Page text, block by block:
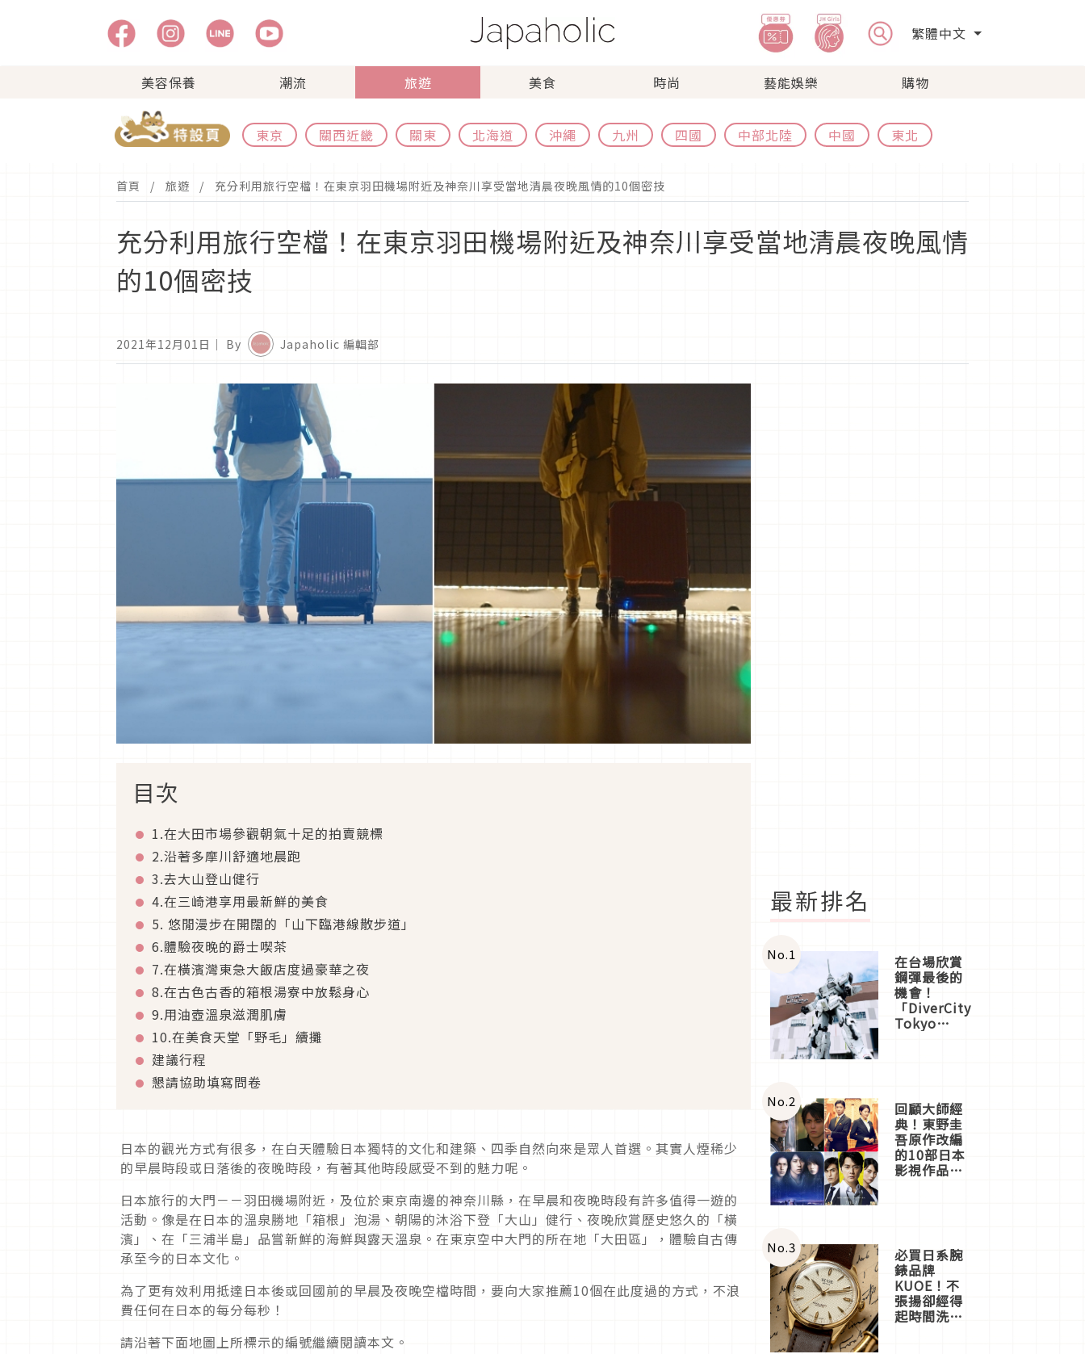
繁體中文
美容保養 潮流 旅遊 美食 時尚 藝能娛樂 購物
東京 關西近畿 關東 北海道 沖繩 九州 四國 中部北陸 中國 東北
首頁 旅遊 充分利用旅行空檔！在東京羽田機場附近及神奈川享受當地清晨夜晚風情的10個密技
充分利用旅行空檔！在東京羽田機場附近及神奈川享受當地清晨夜晚風情
的10個密技
2021年12月01日 ｜ By Japaholic 編輯部
目次
1.在大田市場參觀朝氣十足的拍賣競標
2.沿著多摩川舒適地晨跑
3.去大山登山健行
4.在三崎港享用最新鮮的美食
5. 悠閒漫步在開闊的「山下臨港線散步道」
6.體驗夜晚的爵士喫茶
7.在橫濱灣東急大飯店度過豪華之夜
8.在古色古香的箱根湯寮中放鬆身心
9.用油壺溫泉滋潤肌膚
10.在美食天堂「野毛」續攤
建議行程
懇請協助填寫問卷
日本的觀光方式有很多，在白天體驗日本獨特的文化和建築、四季自然向來是眾人首選。其實人煙稀少
的早晨時段或日落後的夜晚時段，有著其他時段感受不到的魅力呢。
日本旅行的大門－－羽田機場附近，及位於東京南邊的神奈川縣，在早晨和夜晚時段有許多值得一遊的
活動。像是在日本的溫泉勝地「箱根」泡湯、朝陽的沐浴下登「大山」健行、夜晚欣賞歷史悠久的「橫
濱」、在「三浦半島」品嘗新鮮的海鮮與露天溫泉。在東京空中大門的所在地「大田區」，體驗自古傳
承至今的日本文化。
為了更有效利用抵達日本後或回國前的早晨及夜晚空檔時間，要向大家推薦10個在此度過的方式，不浪
費任何在日本的每分每秒！
請沿著下面地圖上所標示的編號繼續閱讀本文。
最新排名
No.1 在台場欣賞
鋼彈最後的
機會！
「DiverCity
Tokyo
體驗
No.2 回顧大師經
典！東野圭
吾原作改編
的10部日本
影視作品推
No.3 必買日系腕
錶品牌
KUOE！不
張揚卻經得
起時間洗鍊